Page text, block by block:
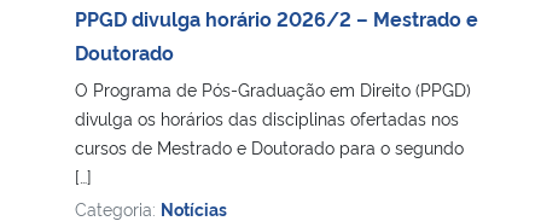
PPGD divulga horário 2026/2 – Mestrado e
Doutorado
O Programa de Pós-Graduação em Direito (PPGD)
divulga os horários das disciplinas ofertadas nos
cursos de Mestrado e Doutorado para o segundo
[…]
Categoria: Notícias